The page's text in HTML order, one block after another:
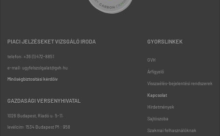
PIACI JELZÉSEKET VIZSGÁLÓ IRODA
telefon: +36 (1) 472-8851
e-mail: ugyfelszolgalat@gvh.hu
Minőségbiztosítási kérdőív
GAZDASÁGI VERSENYHIVATAL
1026 Budapest, Riadó u. 5-11.
levélcím: 1534 Budapest Pf.: 958
GYORSLINKEK
GVH
Árfigyelő
Visszaélés-bejelentési rendszerek
Kapcsolat
Hirdetmények
Sajtószoba
Szakmai felhasználóknak